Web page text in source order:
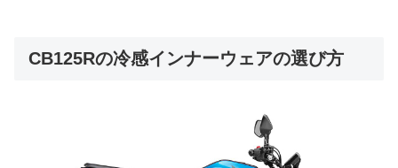
CB125Rの冷感インナーウェアの選び方